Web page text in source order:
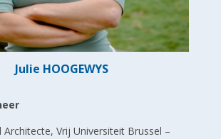
Julie HOOGEWYS
Architecte, Vrij Universiteit Brussel –